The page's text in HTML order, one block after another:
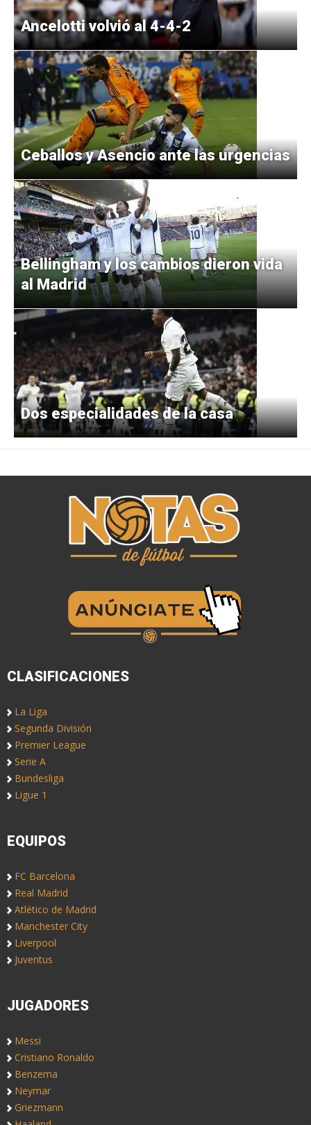
Ancelotti volvió al 4-4-2
Ceballos y Asencio ante las urgencias
Bellingham y los cambios dieron vida
al Madrid
Dos especialidades de la casa
CLASIFICACIONES
La Liga
Segunda División
Premier League
Serie A
Bundesliga
Ligue 1
EQUIPOS
FC Barcelona
Real Madrid
Atlético de Madrid
Manchester City
Liverpool
Juventus
JUGADORES
Messi
Cristiano Ronaldo
Benzema
Neymar
Griezmann